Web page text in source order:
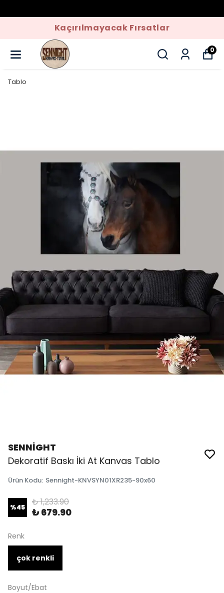
Kaçırılmayacak Fırsatlar
0
Tablo
SENNİGHT
Dekoratif Baskı İki At Kanvas Tablo
Ürün Kodu: Sennight-KNVSYN01XR235-90x60
%45 ₺ 1,233.90
₺ 679.90
Renk
çok renkli
Boyut/Ebat